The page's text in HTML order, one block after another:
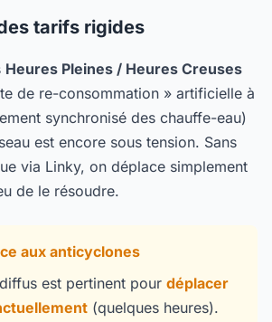
tarifs rigides
Heures Pleines / Heures Creuses
de re-consommation » artificielle à
synchronisé des chauffe-eau)
est encore sous tension. Sans
via Linky, on déplace simplement
de le résoudre.
aux anticyclones
est pertinent pour déplacer
(quelques heures).